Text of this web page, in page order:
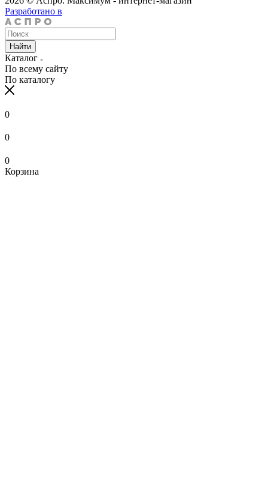
Разработано в
Найти
Каталог
По всему сайту
По каталогу
0
0
0
Корзина